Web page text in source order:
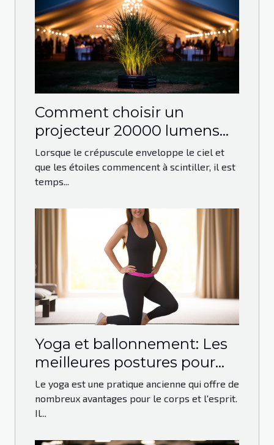
Comment choisir un
projecteur 20000 lumens
pour vos événements en
plein air
Lorsque le crépuscule enveloppe le ciel et
que les étoiles commencent à scintiller, il est
temps...
Yoga et ballonnement: Les
meilleures postures pour
soulager le ventre gonflé
Le yoga est une pratique ancienne qui offre de
nombreux avantages pour le corps et l'esprit.
Il...